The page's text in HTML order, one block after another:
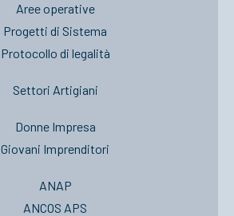
Aree operative
Progetti di Sistema
Protocollo di legalità
Settori Artigiani
Donne Impresa
Giovani Imprenditori
ANAP
ANCOS APS